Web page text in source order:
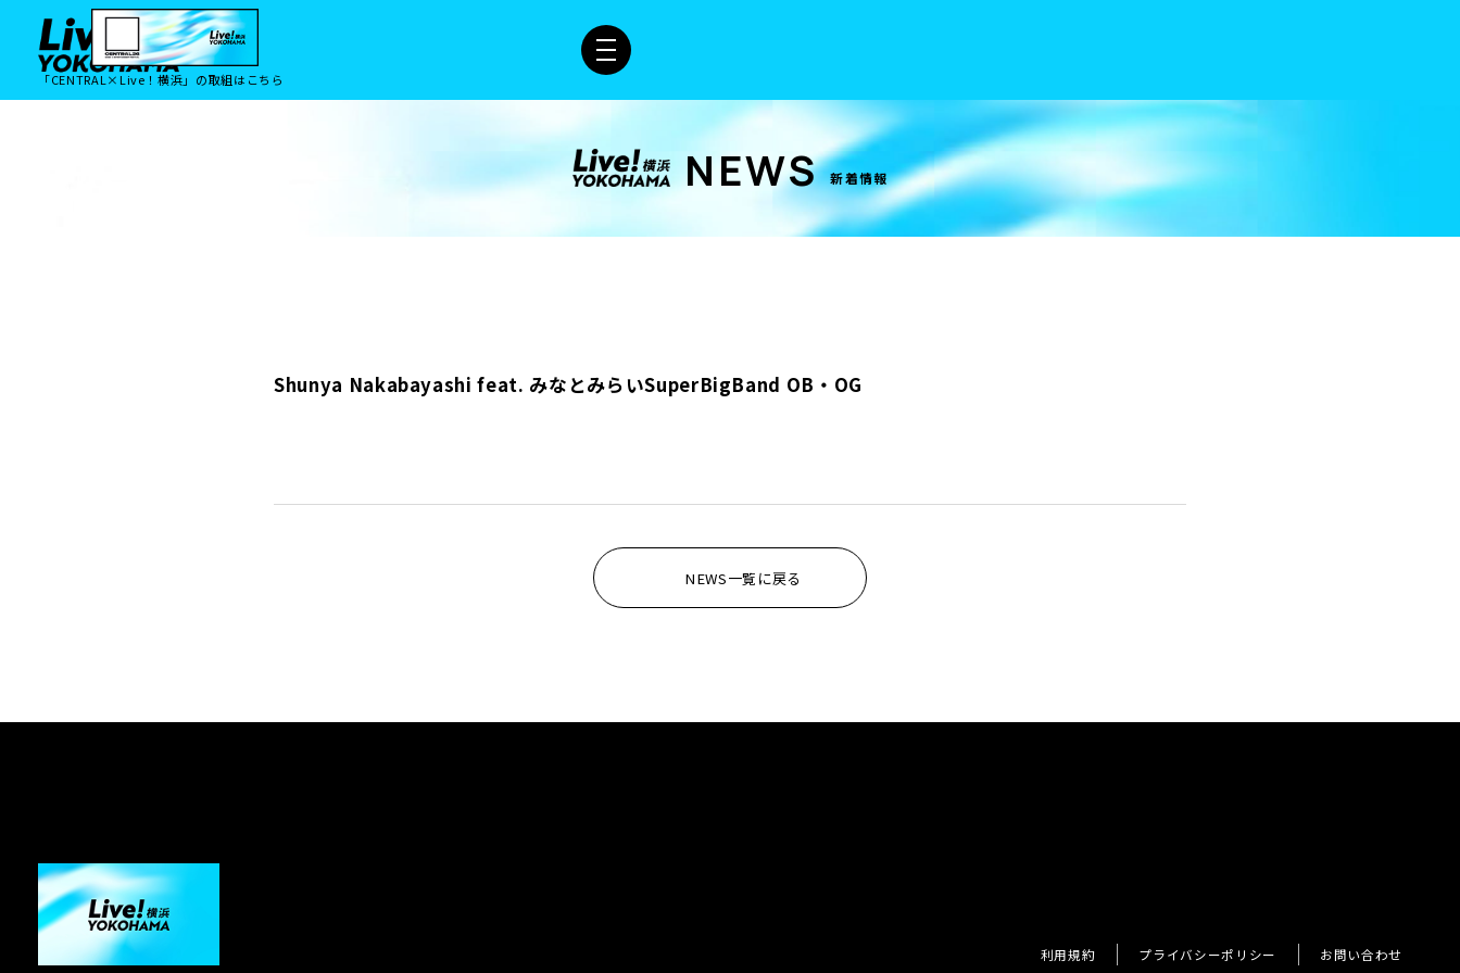
「CENTRAL×Live！横浜」の取組はこちら
NEWS 新着情報
Shunya Nakabayashi feat. みなとみらいSuperBigBand OB・OG
NEWS一覧に戻る
利用規約 プライバシーポリシー お問い合わせ